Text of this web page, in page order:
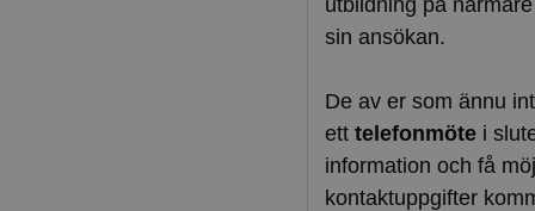
sin ansökan.
De av er som ännu
ett telefonmötei
information och få
kontaktuppgifter